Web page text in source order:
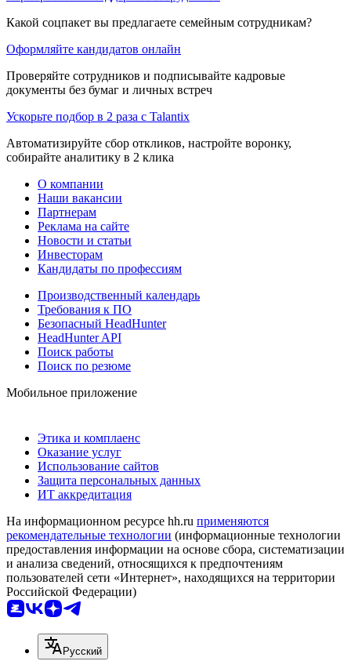
Какой соцпакет вы предлагаете семейным сотрудникам?
Оформляйте кандидатов онлайн
Проверяйте сотрудников и подписывайте кадровые
документы без бумаг и личных встреч
Ускорьте подбор в 2 раза с Talantix
Автоматизируйте сбор откликов, настройте воронку,
собирайте аналитику в 2 клика
О компании
Наши вакансии
Партнерам
Реклама на сайте
Новости и статьи
Инвесторам
Кандидаты по профессиям
Производственный календарь
Требования к ПО
Безопасный HeadHunter
HeadHunter API
Поиск работы
Поиск по резюме
Мобильное приложение
Этика и комплаенс
Оказание услуг
Использование сайтов
Защита персональных данных
ИТ аккредитация
На информационном ресурсе hh.ru применяются
рекомендательные технологии (информационные технологии
предоставления информации на основе сбора, систематизации
и анализа сведений, относящихся к предпочтениям
пользователей сети «Интернет», находящихся на территории
Российской Федерации)
Русский